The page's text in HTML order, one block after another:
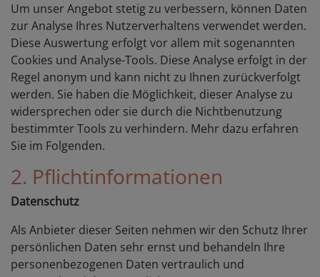
Um unser Angebot stetig zu verbessern, können Daten
zur Analyse Ihres Nutzerverhaltens verwendet werden.
Diese Auswertung erfolgt vor allem mit sogenannten
Cookies und Analyse-Tools. Diese Analyse erfolgt in der
Regel anonym und kann nicht zu Ihnen zurückverfolgt
werden. Sie haben die Möglichkeit, dieser Analyse zu
widersprechen oder sie durch die Nichtbenutzung
bestimmter Tools zu verhindern. Mehr dazu erfahren
Sie im Folgenden.
2. Pflichtinformationen
Datenschutz
Als Anbieter dieser Seiten nehmen wir den Schutz Ihrer
persönlichen Daten sehr ernst und behandeln Ihre
personenbezogenen Daten vertraulich und